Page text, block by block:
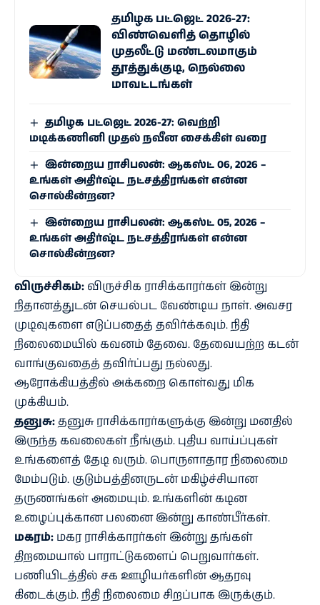
தமிழக பட்ஜெட் 2026-27:
விண்வெளித் தொழில்
முதலீட்டு மண்டலமாகும்
தூத்துக்குடி, நெல்லை
மாவட்டங்கள்
தமிழக பட்ஜெட் 2026-27: வெற்றி
மடிக்கணினி முதல் நவீன சைக்கிள் வரை
இன்றைய ராசிபலன்: ஆகஸ்ட் 06, 2026 –
உங்கள் அதிர்ஷ்ட நட்சத்திரங்கள் என்ன
சொல்கின்றன?
இன்றைய ராசிபலன்: ஆகஸ்ட் 05, 2026 –
உங்கள் அதிர்ஷ்ட நட்சத்திரங்கள் என்ன
சொல்கின்றன?
விருச்சிகம்: விருச்சிக ராசிக்காரர்கள் இன்று
நிதானத்துடன் செயல்பட வேண்டிய நாள். அவசர
முடிவுகளை எடுப்பதைத் தவிர்க்கவும். நிதி
நிலைமையில் கவனம் தேவை. தேவையற்ற கடன்
வாங்குவதைத் தவிர்ப்பது நல்லது.
ஆரோக்கியத்தில் அக்கறை கொள்வது மிக
முக்கியம்.
தனுசு: தனுசு ராசிக்காரர்களுக்கு இன்று மனதில்
இருந்த கவலைகள் நீங்கும். புதிய வாய்ப்புகள்
உங்களைத் தேடி வரும். பொருளாதார நிலைமை
மேம்படும். குடும்பத்தினருடன் மகிழ்ச்சியான
தருணங்கள் அமையும். உங்களின் கடின
உழைப்புக்கான பலனை இன்று காண்பீர்கள்.
மகரம்: மகர ராசிக்காரர்கள் இன்று தங்கள்
திறமையால் பாராட்டுகளைப் பெறுவார்கள்.
பணியிடத்தில் சக ஊழியர்களின் ஆதரவு
கிடைக்கும். நிதி நிலைமை சிறப்பாக இருக்கும்.